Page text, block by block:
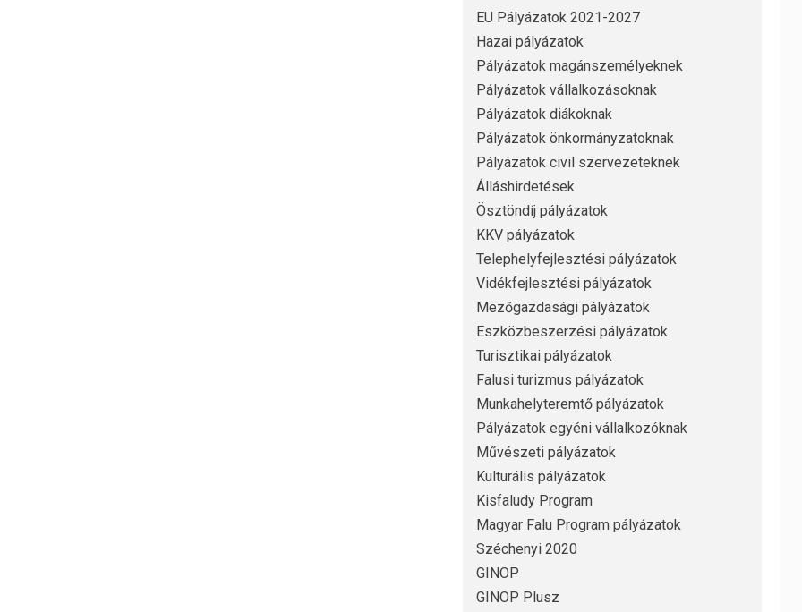
EU Pályázatok 2021-2027
Hazai pályázatok
Pályázatok magánszemélyeknek
Pályázatok vállalkozásoknak
Pályázatok diákoknak
Pályázatok önkormányzatoknak
Pályázatok civil szervezeteknek
Álláshirdetések
Ösztöndíj pályázatok
KKV pályázatok
Telephelyfejlesztési pályázatok
Vidékfejlesztési pályázatok
Mezőgazdasági pályázatok
Eszközbeszerzési pályázatok
Turisztikai pályázatok
Falusi turizmus pályázatok
Munkahelyteremtő pályázatok
Pályázatok egyéni vállalkozóknak
Művészeti pályázatok
Kulturális pályázatok
Kisfaludy Program
Magyar Falu Program pályázatok
Széchenyi 2020
GINOP
GINOP Plusz